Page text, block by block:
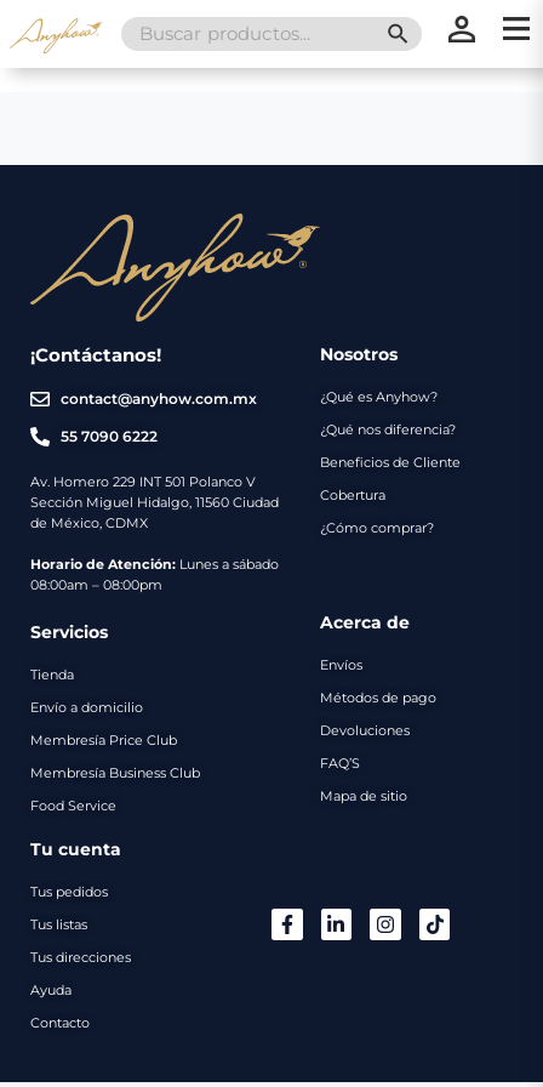
Search
for:
SEARCH
¡Contáctanos!
contact@anyhow.com.mx
55 7090 6222
Av. Homero 229 INT 501 Polanco V
Sección Miguel Hidalgo, 11560 Ciudad
de México, CDMX
Horario de Atención: Lunes a sábado
08:00am – 08:00pm
Nosotros
¿Qué es Anyhow?
¿Qué nos diferencia?
Beneficios de Cliente
Cobertura
¿Cómo comprar?
Servicios
Tienda
Envío a domicilio
Membresía Price Club
Membresía Business Club
Food Service
Acerca de
Envíos
Métodos de pago
Devoluciones
FAQ’S
Mapa de sitio
Tu cuenta
Tus pedidos
Tus listas
Tus direcciones
Ayuda
Contacto
Nosotros
Servicios
Envíos
Métodos
de
Catálogo
Regalos
Contacto